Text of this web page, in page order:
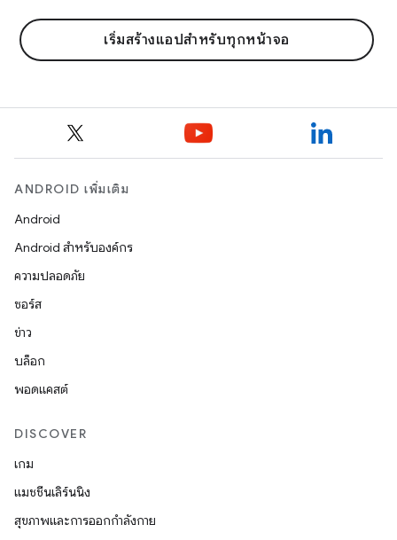
เริ่มสร้างแอปสำหรับทุกหน้าจอ
ANDROID เพิ่มเติม
Android
Android สำหรับองค์กร
ความปลอดภัย
ซอร์ส
ข่าว
บล็อก
พอดแคสต์
DISCOVER
เกม
แมชชีนเลิร์นนิง
สุขภาพและการออกกำลังกาย